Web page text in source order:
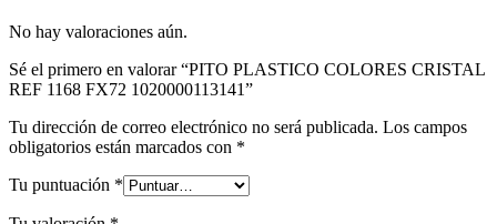
No hay valoraciones aún.
Sé el primero en valorar “PITO PLASTICO COLORES CRISTAL
REF 1168 FX72 1020000113141”
Tu dirección de correo electrónico no será publicada. Los campos
obligatorios están marcados con *
Tu puntuación *